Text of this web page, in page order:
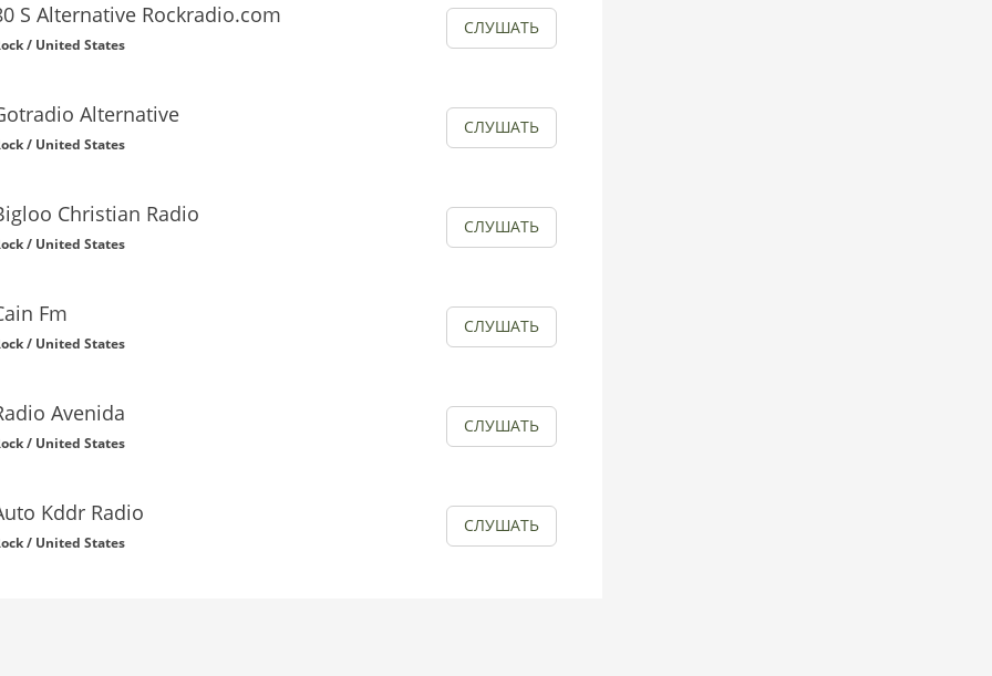
S Alternative Rockradio.com
/ United States
СЛУШАТЬ
Alternative
/ United States
СЛУШАТЬ
Christian Radio
/ United States
СЛУШАТЬ
Fm
/ United States
СЛУШАТЬ
Avenida
/ United States
СЛУШАТЬ
Kddr Radio
/ United States
СЛУШАТЬ